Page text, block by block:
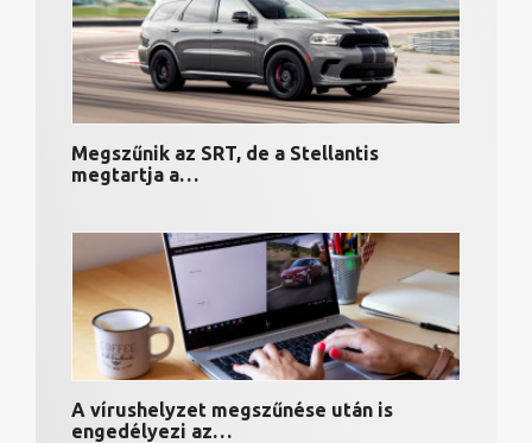
Megszűnik az SRT, de a Stellantis
megtartja a…
A vírushelyzet megszűnése után is
engedélyezi az…